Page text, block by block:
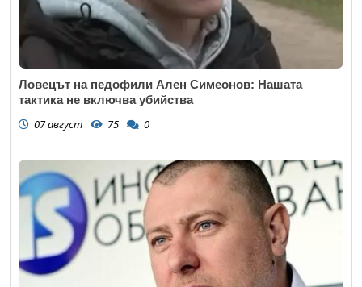
Ловецът на педофили Ален Симеонов: Нашата
тактика не включва убийства
07 август 75 0